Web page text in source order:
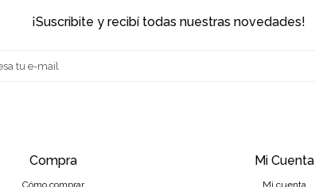
Compra
Cómo comprar
Mi Cuenta
Mi cuenta
¡suscribite y recibí todas nuestras novedades!